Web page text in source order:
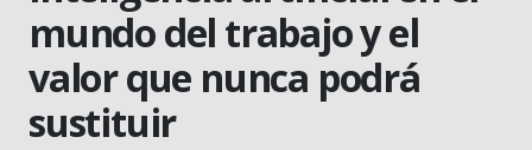
mundo del trabajo y el
valor que nunca podrá
sustituir